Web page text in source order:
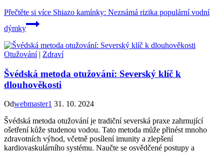
Přečtěte si více Shiazo kamínky: Neznámá rizika populární vodní
dýmky
Otužování| Zdraví
Švédská metoda otužování: Severský klíč k
dlouhověkosti
Odwebmaster1 31. 10. 2024
Švédská metoda otužování je tradiční severská praxe zahrnující
ošetření kůže studenou vodou. Tato metoda může přinést mnoho
zdravotních výhod, včetně posílení imunity a zlepšení
kardiovaskulárního systému. Naučte se osvědčené postupy a